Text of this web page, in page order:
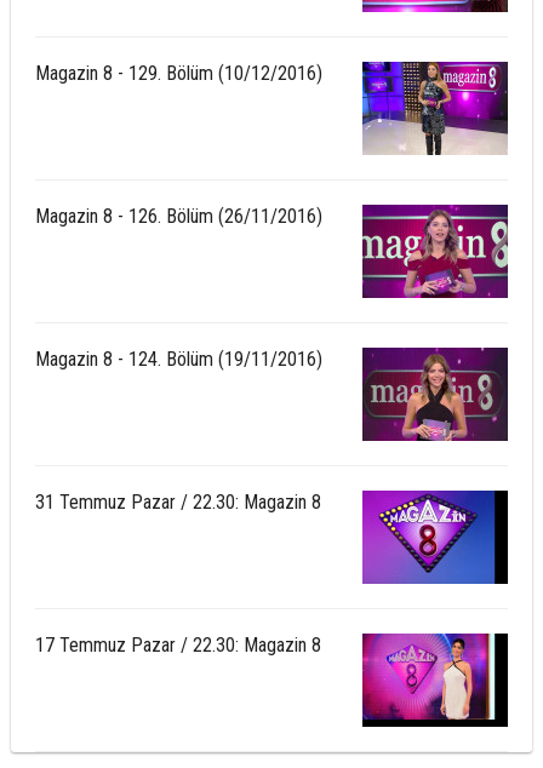
Magazin 8 - 129. Bölüm (10/12/2016)
Magazin 8 - 126. Bölüm (26/11/2016)
Magazin 8 - 124. Bölüm (19/11/2016)
31 Temmuz Pazar / 22.30: Magazin 8
17 Temmuz Pazar / 22.30: Magazin 8